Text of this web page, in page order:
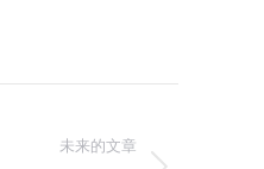
未来的文章